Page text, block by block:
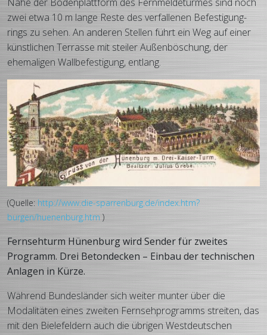
zwei etwa 10 m lange Reste des verfal­lenen Befes­tigung­
rings zu sehen. An anderen Stellen führt ein Weg auf einer
künst­lichen Terrasse mit steiler Außen­böschung, der
ehema­ligen Wall­befes­tigung, entlang.
(Quelle: http://www.die-sparrenburg.de/index.htm?
burgen/huenenburg.htm )
Fernsehturm Hünenburg wird Sender für zweites
Programm. Drei Betondecken – Einbau der technischen
Anlagen in Kürze.
Während Bundesländer sich weiter munter über die
Modalitäten eines zweiten Fernsehprogramms streiten, das
mit den Bielefeldern auch die übrigen Westdeutschen